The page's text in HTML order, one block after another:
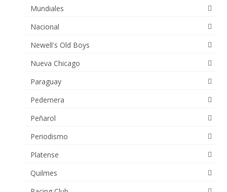
Mundiales
Nacional
Newell's Old Boys
Nueva Chicago
Paraguay
Pedernera
Peñarol
Periodismo
Platense
Quilmes